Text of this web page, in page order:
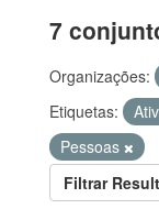
7
Organizações:
Etiquetas:
Pessoas
Filtrar